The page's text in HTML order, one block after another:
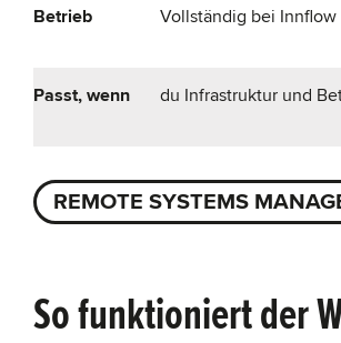
Betrieb Vollständig bei Innflow
Passt, wenn du Infrastruktur und
REMOTE SYSTEMS
So funktioniert der